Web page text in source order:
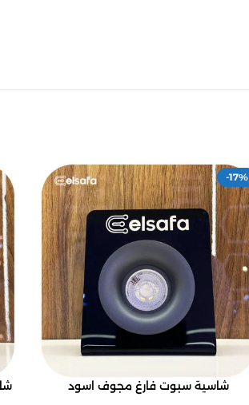
-17%
شاسية سبوت فارغ مجوف اسود